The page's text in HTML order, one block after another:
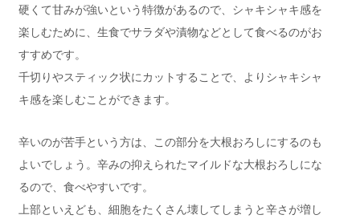
硬くて甘みが強いという特徴があるので、シャキシャキ感を
楽しむために、生食でサラダや漬物などとして食べるのがお
すすめです。
千切りやスティック状にカットすることで、よりシャキシャ
キ感を楽しむことができます。
辛いのが苦手という方は、この部分を大根おろしにするのも
よいでしょう。辛みの抑えられたマイルドな大根おろしにな
るので、食べやすいです。
上部といえども、細胞をたくさん壊してしまうと辛さが増し